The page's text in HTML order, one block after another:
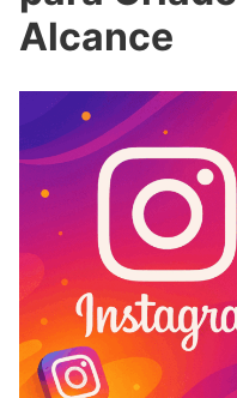
Alcance